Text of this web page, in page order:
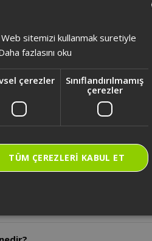
mi?
mu?
TURKISH
Web sitemizi kullanmak suretiyle
fazlasını oku
çerezler
Sınıflandırılmamış
çerezler
TÜM ÇEREZLERI KABUL ET